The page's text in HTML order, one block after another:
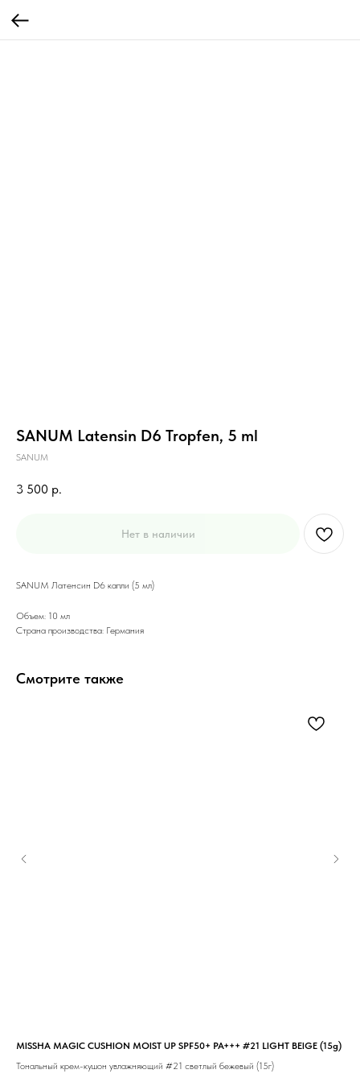
SANUM Latensin D6 Tropfen, 5 ml
SANUM
3 500 р.
Нет в наличии
SANUM Латенсин D6 капли (5 мл)
Объем: 10 мл
Страна производства: Германия
Смотрите также
MISSHA MAGIC CUSHION MOIST UP SPF50+ PA+++ #21 LIGHT BEIGE (15g)
Тональный крем-кушон увлажняющий #21 светлый бежевый (15г)